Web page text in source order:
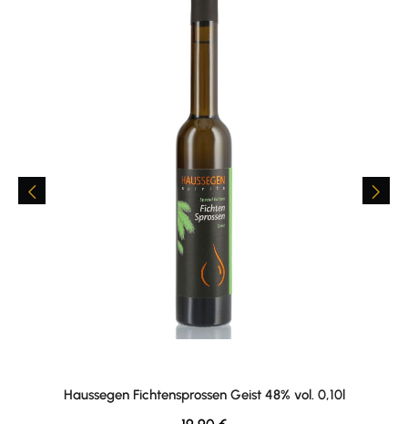
Haussegen Fichtensprossen Geist 48% vol. 0,10l